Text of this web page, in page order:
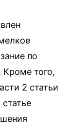
по
того,
2 статьи